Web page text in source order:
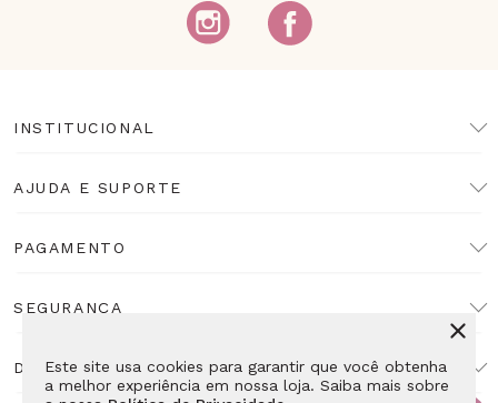
Este site usa cookies para garantir que você obtenha
a melhor experiência em nossa loja. Saiba mais sobre
INSTITUCIONAL
AJUDA E SUPORTE
PAGAMENTO
SEGURANÇA
DESENVOLVIMENTO